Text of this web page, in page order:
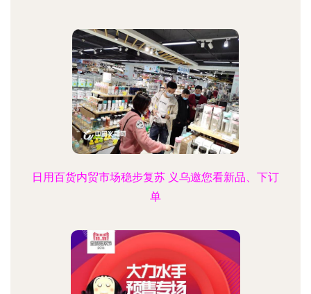
日用百货内贸市场稳步复苏 义乌邀您看新品、下订
单